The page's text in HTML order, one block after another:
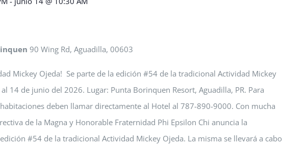
90 Wing Rd, Aguadilla, 00603
Mickey Ojeda! Se parte de la edición #54 de la tradicional Actividad Mickey
14 de junio del 2026. Lugar: Punta Borinquen Resort, Aguadilla, PR. Para
deben llamar directamente al Hotel al 787-890-9000. Con mucha
de la Magna y Honorable Fraternidad Phi Epsilon Chi anuncia la
#54 de la tradicional Actividad Mickey Ojeda. La misma se llevará a cabo